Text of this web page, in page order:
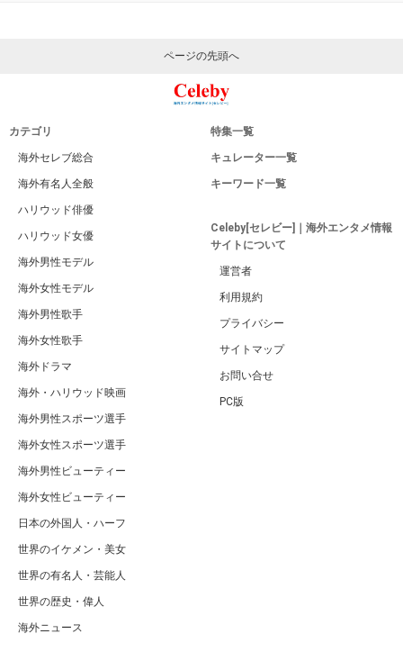
ページの先頭へ
カテゴリ
海外セレブ総合
海外有名人全般
ハリウッド俳優
ハリウッド女優
海外男性モデル
海外女性モデル
海外男性歌手
海外女性歌手
海外ドラマ
海外・ハリウッド映画
海外男性スポーツ選手
海外女性スポーツ選手
海外男性ビューティー
海外女性ビューティー
日本の外国人・ハーフ
世界のイケメン・美女
世界の有名人・芸能人
世界の歴史・偉人
海外ニュース
特集一覧
キュレーター一覧
キーワード一覧
Celeby[セレビー]｜海外エンタメ情報
サイトについて
運営者
利用規約
プライバシー
サイトマップ
お問い合せ
PC版